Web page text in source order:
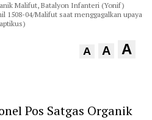
Malifut, Batalyon Infanteri (Yonif)
1508-04/Malifut saat menggagalkan upaya
A A A
Pos Satgas Organik